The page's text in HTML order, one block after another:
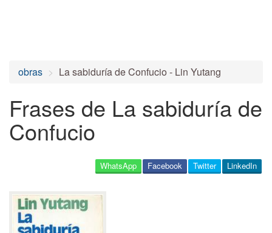
obras La sabiduría de Confucio - Lin Yutang
Frases de La sabiduría de
Confucio
LinkedIn
Twitter
Facebook
WhatsApp